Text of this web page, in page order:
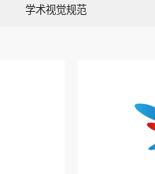
学术视觉规范